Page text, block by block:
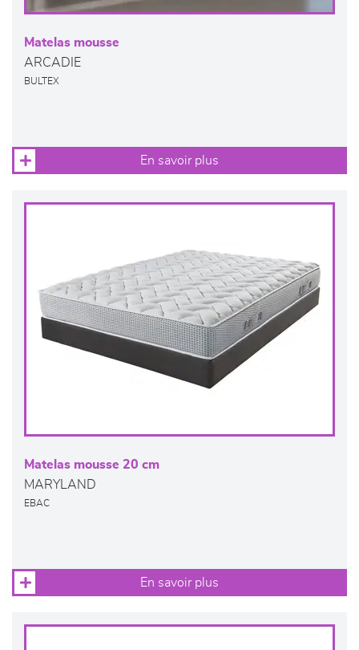
Matelas mousse
ARCADIE
BULTEX
En savoir plus
Matelas mousse 20 cm
MARYLAND
EBAC
En savoir plus